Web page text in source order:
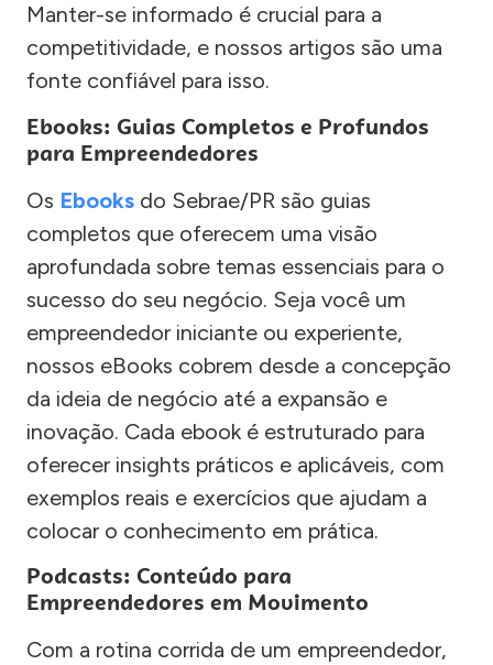
Manter-se informado é crucial para a
competitividade, e nossos artigos são uma
fonte confiável para isso.
Ebooks: Guias Completos e Profundos
para Empreendedores
Os Ebooks do Sebrae/PR são guias
completos que oferecem uma visão
aprofundada sobre temas essenciais para o
sucesso do seu negócio. Seja você um
empreendedor iniciante ou experiente,
nossos eBooks cobrem desde a concepção
da ideia de negócio até a expansão e
inovação. Cada ebook é estruturado para
oferecer insights práticos e aplicáveis, com
exemplos reais e exercícios que ajudam a
colocar o conhecimento em prática.
Podcasts: Conteúdo para
Empreendedores em Movimento
Com a rotina corrida de um empreendedor,